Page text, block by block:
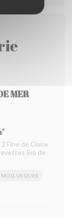
MER
Fine de Claire
Bio de
MOLLUSQUES